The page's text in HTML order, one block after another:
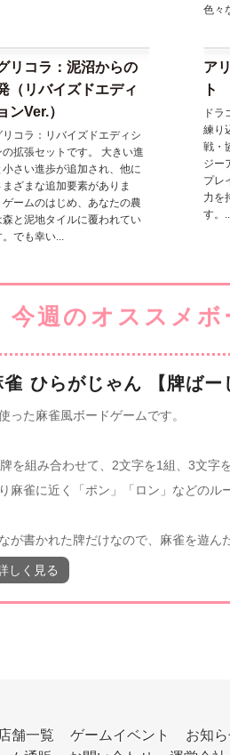
色々
リコラ：泥沼からの
（リバイズドエディ
ンVer.）
リコラ：リバイズドエディシ
の拡張セットです。 大きい進
小さい進歩が追加され、他に
まざまな追加要素がありま
ゲームのはじめ、あなたの農
森と泥地タイルに覆われてい
。でも幸い...
ア
ト
ドラ
練り
戦・
ジー
プレ
力を
す。...
ひらがじゃん 【牌ばー
った麻雀風ボードゲームです。
を組み合わせて、2文字を1組、3文字
麻雀に近く「ポン」「ロン」などのル
が書かれた牌だけなので、麻雀を遊ん
しく見る
店舗一覧 ゲームイベント お知